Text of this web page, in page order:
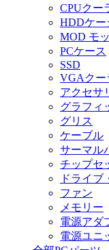
CPUクー
HDDケー
MOD モ
PCケース
SSD
VGAクー
アクセサ
グラフィ
グリス
ケーブル
サーマル
チップセ
ドライブ
ファン
メモリー
電源アダ
電源ユニ